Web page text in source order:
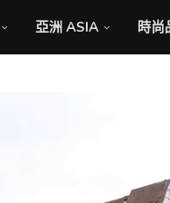
亞洲 ASIA 時尚